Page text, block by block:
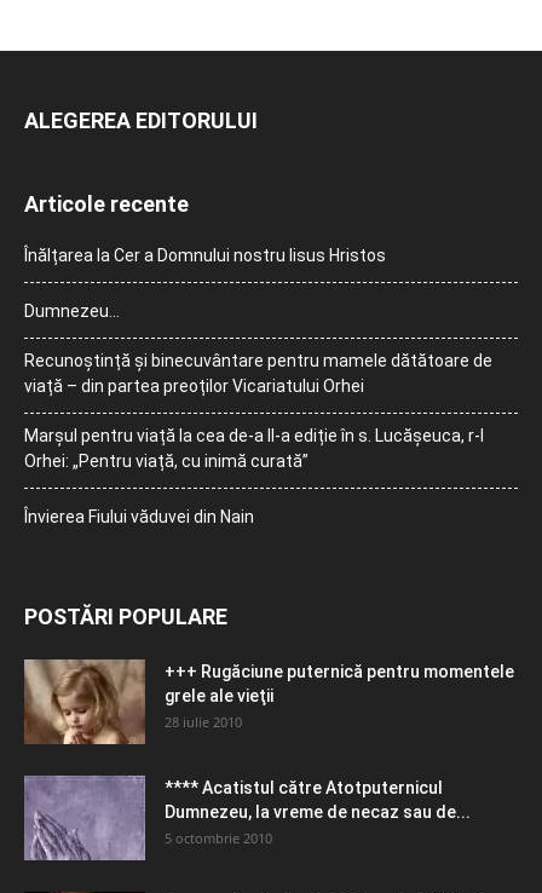
ALEGEREA EDITORULUI
Articole recente
Înălțarea la Cer a Domnului nostru Iisus Hristos
Dumnezeu…
Recunoștință și binecuvântare pentru mamele dătătoare de
viață – din partea preoților Vicariatului Orhei
Marșul pentru viață la cea de-a II-a ediție în s. Lucășeuca, r-l
Orhei: „Pentru viață, cu inimă curată”
Învierea Fiului văduvei din Nain
POSTĂRI POPULARE
+++ Rugăciune puternică pentru momentele
grele ale vieţii
28 iulie 2010
**** Acatistul către Atotputernicul
Dumnezeu, la vreme de necaz sau de...
5 octombrie 2010